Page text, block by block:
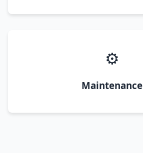
⚙️
Maintenance